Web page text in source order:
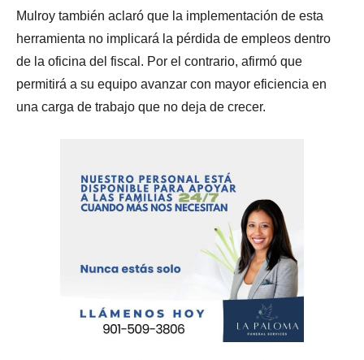
Mulroy también aclaró que la implementación de esta
herramienta no implicará la pérdida de empleos dentro
de la oficina del fiscal. Por el contrario, afirmó que
permitirá a su equipo avanzar con mayor eficiencia en
una carga de trabajo que no deja de crecer.